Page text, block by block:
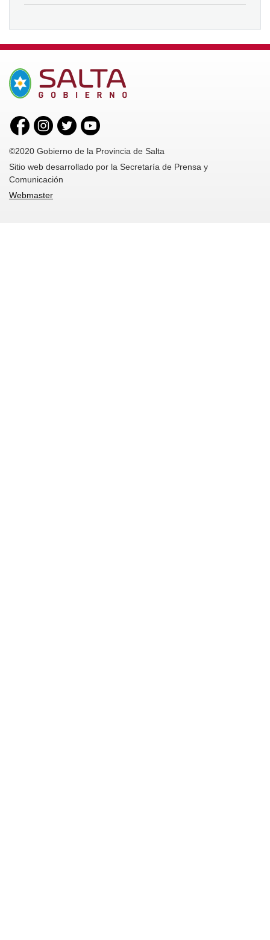
©2020 Gobierno de la Provincia de Salta
Sitio web desarrollado por la Secretaría de Prensa y
Comunicación
Webmaster